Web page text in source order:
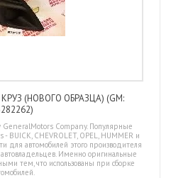
(НОВОГО ОБРАЗЦА) (GM:
Company. Популярные
CHEVROLET, OPEL, HUMMER и
для автомобилей этого производителя
Именно оригинальные
тем, что использованы при сборке